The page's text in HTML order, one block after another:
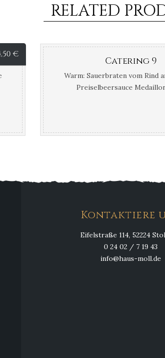
RELATED
€
Catering 9
Warm: Sauerbraten vom Rind
Preiselbeersauce
Croquettes Kalt: Platte mit
Kontaktiere
Eifelstraße 114, 52224
0 24 02 / 7 19 43
info@haus-moll.de